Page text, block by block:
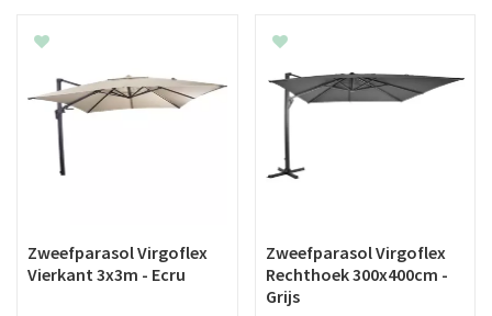
Zweefparasol Virgoflex
Vierkant 3x3m - Ecru
Zweefparasol Virgoflex
Rechthoek 300x400cm -
Grijs